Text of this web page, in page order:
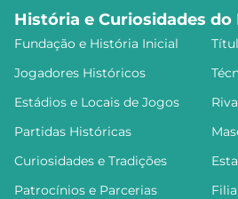
História e Curiosidades do
Fundação e História Inicial
Jogadores Históricos
Estádios e Locais de Jogos
Partidas Históricas
Curiosidades e Tradições
Patrocínios e Parcerias